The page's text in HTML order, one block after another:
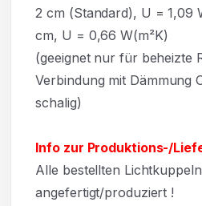
2 cm (Standard), U = 1,09
cm, U = 0,66 W(m²K)
(geeignet nur für beheizte
Verbindung mit Dämmung
schalig)
Info zur Produktions-/
Alle bestellten
angefertigt/produziert !